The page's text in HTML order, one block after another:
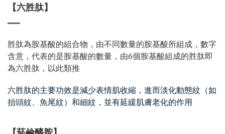
【六胜肽】
胜肽為胺基酸的組合物，由不同數量的胺基酸所組成，數字
含意，代表的是胺基酸的數量，由6個胺基酸組成的胜肽即
為六胜肽，以此類推
六胜肽的主要功效是減少表情肌收縮，進而淡化動態紋（如
抬頭紋、魚尾紋）和細紋，並有延緩肌膚老化的作用
【菸鹼醯胺】